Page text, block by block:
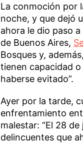
La conmoción por
noche, y que dejó
ahora le dio paso
de Buenos Aires,
Bosques y,
tienen capacidad o
haberse evitado”.
Ayer por la tarde,
enfrentamiento
malestar: “El 28
delincuentes que